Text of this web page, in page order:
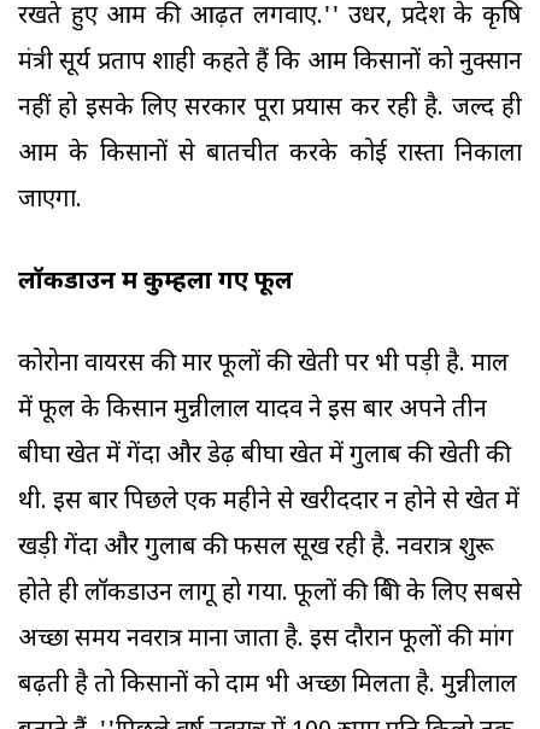
रखते हुए आम की आढ़त लगवाए.'' उधर, प्रदेश के कृषि
मंत्री सूर्य प्रताप शाही कहते हैं कि आम किसानों को नुक्सान
नहीं हो इसके लिए सरकार पूरा प्रयास कर रही है. जल्द ही
आम के किसानों से बातचीत करके कोई रास्ता निकाला
जाएगा.
लॉकडाउन में कुम्हला गए फूल
कोरोना वायरस की मार फूलों की खेती पर भी पड़ी है. माल
में फूल के किसान मुन्नीलाल यादव ने इस बार अपने तीन
बीघा खेत में गेंदा और डेढ़ बीघा खेत में गुलाब की खेती की
थी. इस बार पिछले एक महीने से खरीददार न होने से खेत में
खड़ी गेंदा और गुलाब की फसल सूख रही है. नवरात्र शुरू
होते ही लॉकडाउन लागू हो गया. फूलों की बिक्री के लिए सबसे
अच्छा समय नवरात्र माना जाता है. इस दौरान फूलों की मांग
बढ़ती है तो किसानों को दाम भी अच्छा मिलता है. मुन्नीलाल